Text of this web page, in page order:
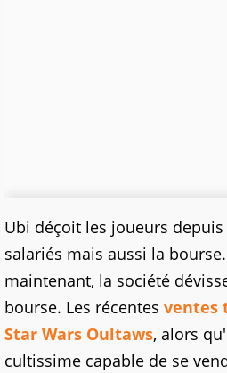
Ubi déçoit les joueurs
salariés mais aussi la
maintenant, la société
bourse. Les récentes ventes
Star Wars Oultaws, alors
cultissime capable de se